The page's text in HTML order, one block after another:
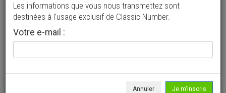
Les informations que vous nous transmettez sont
destinées à l’usage exclusif de Classic Number.
Votre e-mail :
Annuler Je m'inscris